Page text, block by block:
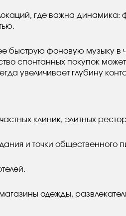
где важна
быструю фоновую музыку в
спонтанных покупок
увеличивает глубину
клиник, элитных
и точки общественного
одежды,